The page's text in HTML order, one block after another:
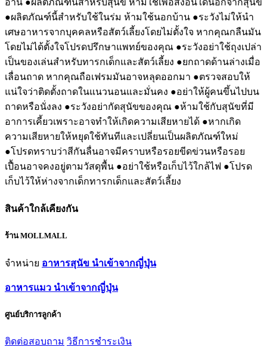
อ่าน ●ผลิตภัณฑ์นี้สำหรับสุนัข ห้ามใช้เพื่อสิ่งอื่นใดนอกจากสุนัข
●ผลิตภัณฑ์นี้สำหรับใช้ในร่ม ห้ามใช้นอกบ้าน ●ระวังไม่ให้นำ
เศษอาหารจากบุคคลหรือสัตว์เลี้ยงโดยไม่ตั้งใจ หากคุณกลืนมัน
โดยไม่ได้ตั้งใจโปรดปรึกษาแพทย์ของคุณ ●ระวังอย่าใช้ถุงเปล่า
เป็นของเล่นสำหรับทารกเด็กและสัตว์เลี้ยง ●ยกถาดด้านล่างเมื่อ
เลื่อนถาด หากคุณถือเฟรมมันอาจหลุดออกมา ●ตรวจสอบให้
แน่ใจว่าติดตั้งถาดในแนวนอนและมั่นคง ●อย่าให้ผู้คนขึ้นไปบน
ถาดหรือนั่งลง ●ระวังอย่ากัดสุนัขของคุณ ●ห้ามใช้กับสุนัขที่มี
อาการเคี้ยวเพราะอาจทำให้เกิดความเสียหายได้ ●หากเกิด
ความเสียหายให้หยุดใช้ทันทีและเปลี่ยนเป็นผลิตภัณฑ์ใหม่
●โปรดทราบว่าสีกันลื่นอาจมีคราบหรือรอยขีดข่วนหรือรอย
เปื้อนอาจคงอยู่ตามวัสดุพื้น ●อย่าใช้หรือเก็บไว้ใกล้ไฟ ●โปรด
เก็บไว้ให้ห่างจากเด็กทารกเด็กและสัตว์เลี้ยง
สินค้าใกล้เคียงกัน
ร้าน MOLLMALL
จำหน่าย อาหารสุนัข นำเข้าจากญี่ปุ่น
อาหารแมว นำเข้าจากญี่ปุ่น
ศูนย์บริการลูกค้า
ติดต่อสอบถาม วิธีการชำระเงิน